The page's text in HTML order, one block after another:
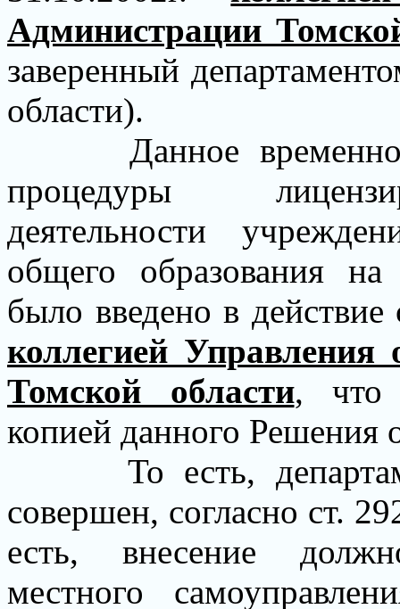
Администрации
заверенный
области).
Данное
процедуры
деятельности
общего образования
было введено в
коллегией Управления
Томской области, что
копией данного Решения
То есть,
совершен, согласно ст.
есть, внесение
местного